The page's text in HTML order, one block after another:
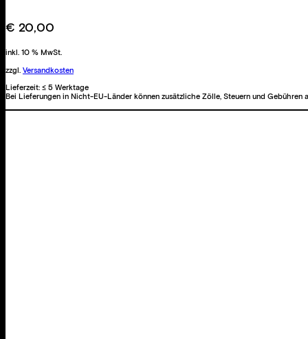
UNDER
SKY
Menge
€ 20,00
inkl. 10 % MwSt.
zzgl. Versandkosten
Lieferzeit: ≤ 5 Werktage
Bei Lieferungen in Nicht-EU-Länder können zusätzliche Zölle, Steuern und Gebühren